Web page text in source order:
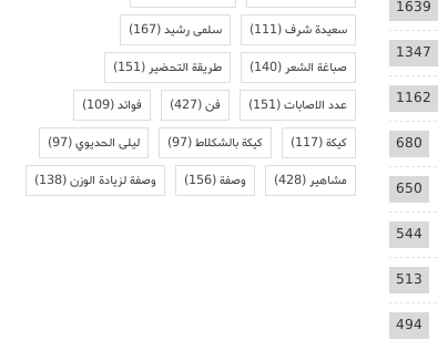
1639
1347
1162
680
650
544
513
494
سعيدة شرف(111) سلمى رشيد(167)
صباغة الشعر(140) طريقة التحضير(151)
عدد الاصابات(151) فن(427) فوائد(109)
كيكة(117) كيكة بالشكلاط(97) ليلى الحديوي(97)
مشاهير(428) وصفة(156) وصفة لزيادة الوزن(138)